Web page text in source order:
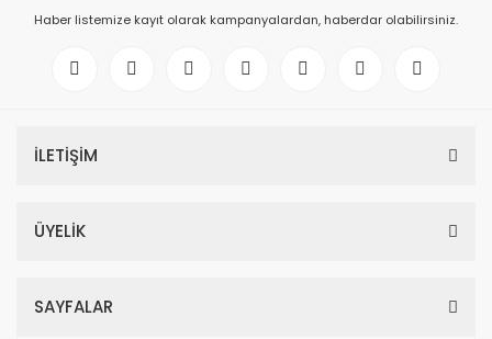
Haber listemize kayıt olarak kampanyalardan, haberdar olabilirsiniz.
İLETİŞİM
ÜYELİK
SAYFALAR